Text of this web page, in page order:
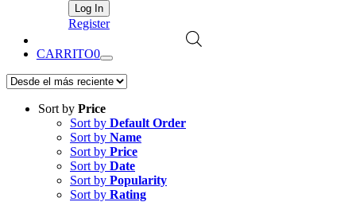
Register
CARRITO0
Sort by Price
Sort by Default Order
Sort by Name
Sort by Price
Sort by Date
Sort by Popularity
Sort by Rating